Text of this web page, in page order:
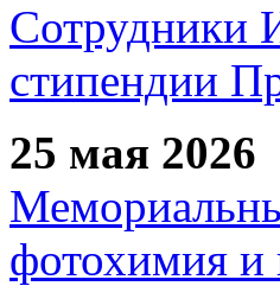
Сотрудники
стипендии
25 мая 2026
фотохимия и